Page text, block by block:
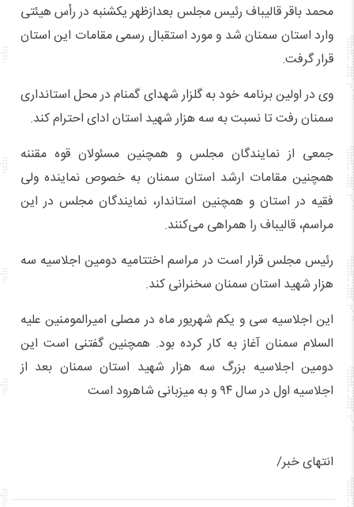
محمد باقر قالیباف رئیس مجلس بعدازظهر یکشنبه در رأس هیئتی
وارد استان سمنان شد و مورد استقبال رسمی مقامات این استان
قرار گرفت.
وی در اولین برنامه خود به گلزار شهدای گمنام در محل استانداری
سمنان رفت تا نسبت به سه هزار شهید استان ادای احترام کند.
جمعی از نمایندگان مجلس و همچنین مسئولان قوه مقننه
همچنین مقامات ارشد استان سمنان به خصوص نماینده ولی
فقیه در استان و همچنین استاندار، نمایندگان مجلس در این
مراسم، قالیباف را همراهی می‌کنند.
رئیس مجلس قرار است در مراسم اختتامیه دومین اجلاسیه سه
هزار شهید استان سمنان سخنرانی کند.
این اجلاسیه سی و یکم شهریور ماه در مصلی امیرالمومنین علیه
السلام سمنان آغاز به کار کرده بود. همچنین گفتنی است این
دومین اجلاسیه بزرگ سه هزار شهید استان سمنان بعد از
اجلاسیه اول در سال ۹۴ و به میزبانی شاهرود است
انتهای خبر/